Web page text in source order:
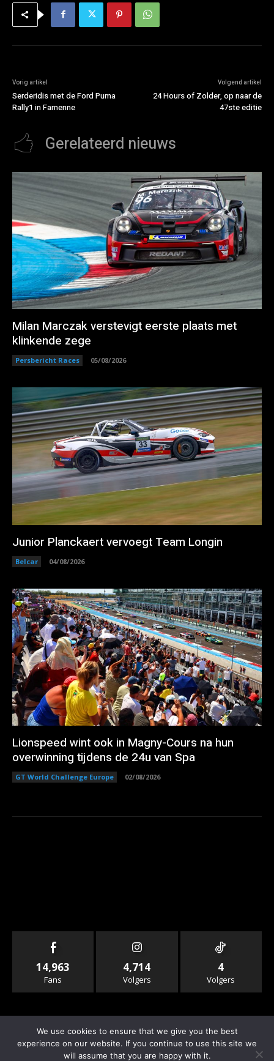
Vorig artikel
Serderidis met de Ford Puma
Rally1 in Famenne
Volgend artikel
24 Hours of Zolder, op naar de
47ste editie
Gerelateerd nieuws
Milan Marczak verstevigt eerste plaats met
klinkende zege
Persbericht Races 05/08/2026
Junior Planckaert vervoegt Team Longin
Belcar 04/08/2026
Lionspeed wint ook in Magny-Cours na hun
overwinning tijdens de 24u van Spa
GT World Challenge Europe 02/08/2026
14,963
Fans
4,714
Volgers
4
Volgers
We use cookies to ensure that we give you the best
experience on our website. If you continue to use this site we
will assume that you are happy with it.